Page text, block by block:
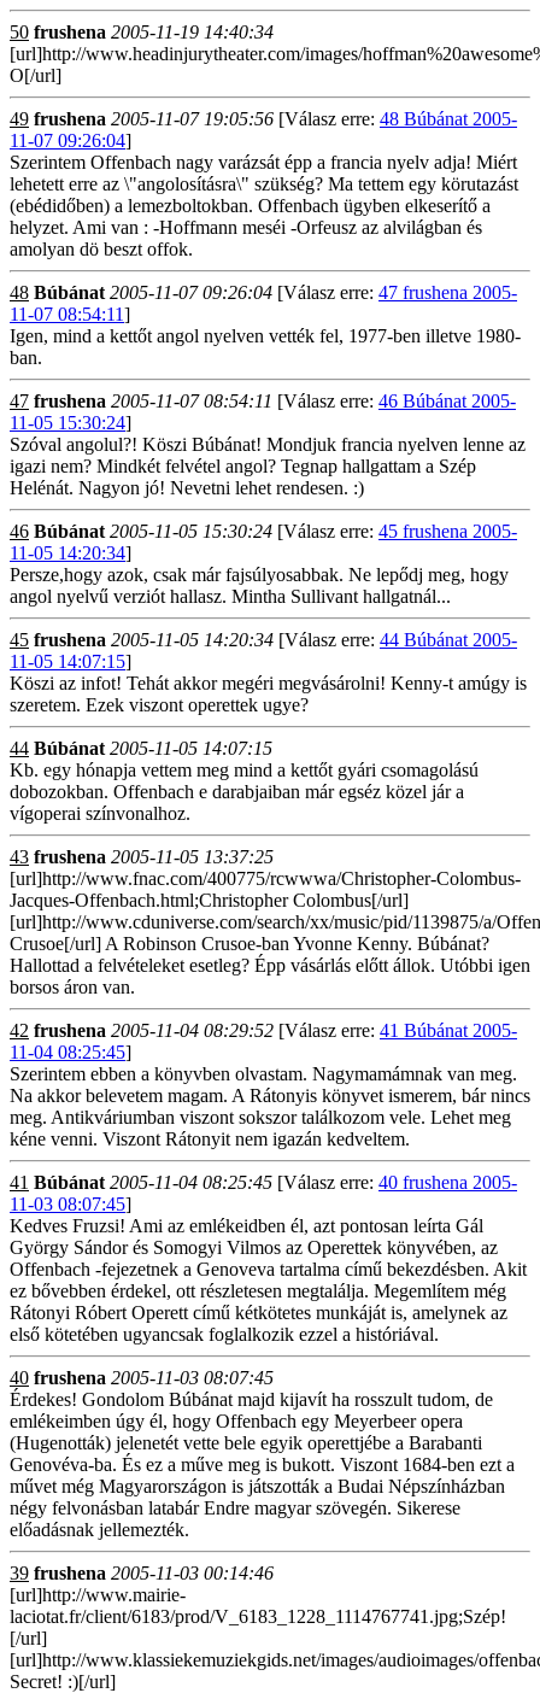
50 frushena 2005-11-19 14:40:34
[url]http://www.headinjurytheater.com/images/
O[/url]
49 frushena 2005-11-07 19:05:56 [Válasz erre: 48 Búbánat 2005-
11-07 09:26:04]
Szerintem Offenbach nagy varázsát épp a francia nyelv adja! Miért
lehetett erre az \"angolosításra\" szükség? Ma tettem egy körutazást
(ebédidőben) a lemezboltokban. Offenbach ügyben elkeserítő a
helyzet. Ami van : -Hoffmann meséi -Orfeusz az alvilágban és
amolyan dö beszt offok.
48 Búbánat 2005-11-07 09:26:04 [Válasz erre: 47 frushena 2005-
11-07 08:54:11]
Igen, mind a kettőt angol nyelven vették fel, 1977-ben illetve 1980-
ban.
47 frushena 2005-11-07 08:54:11 [Válasz erre: 46 Búbánat 2005-
11-05 15:30:24]
Szóval angolul?! Köszi Búbánat! Mondjuk francia nyelven lenne az
igazi nem? Mindkét felvétel angol? Tegnap hallgattam a Szép
Helénát. Nagyon jó! Nevetni lehet rendesen. :)
46 Búbánat 2005-11-05 15:30:24 [Válasz erre: 45 frushena 2005-
11-05 14:20:34]
Persze,hogy azok, csak már fajsúlyosabbak. Ne lepődj meg, hogy
angol nyelvű verziót hallasz. Mintha Sullivant hallgatnál...
45 frushena 2005-11-05 14:20:34 [Válasz erre: 44 Búbánat 2005-
11-05 14:07:15]
Köszi az infot! Tehát akkor megéri megvásárolni! Kenny-t amúgy is
szeretem. Ezek viszont operettek ugye?
44 Búbánat 2005-11-05 14:07:15
Kb. egy hónapja vettem meg mind a kettőt gyári csomagolású
dobozokban. Offenbach e darabjaiban már egséz közel jár a
vígoperai színvonalhoz.
43 frushena 2005-11-05 13:37:25
[url]http://www.fnac.com/400775/rcwwwa/Christopher-Colombus-
Jacques-Offenbach.html;Christopher Colombus[/url]
[url]http://www.cduniverse.com/search/xx/music/pid/1139875/a/
Crusoe[/url] A Robinson Crusoe-ban Yvonne Kenny. Búbánat?
Hallottad a felvételeket esetleg? Épp vásárlás előtt állok. Utóbbi igen
borsos áron van.
42 frushena 2005-11-04 08:29:52 [Válasz erre: 41 Búbánat 2005-
11-04 08:25:45]
Szerintem ebben a könyvben olvastam. Nagymamámnak van meg.
Na akkor belevetem magam. A Rátonyis könyvet ismerem, bár nincs
meg. Antikváriumban viszont sokszor találkozom vele. Lehet meg
kéne venni. Viszont Rátonyit nem igazán kedveltem.
41 Búbánat 2005-11-04 08:25:45 [Válasz erre: 40 frushena 2005-
11-03 08:07:45]
Kedves Fruzsi! Ami az emlékeidben él, azt pontosan leírta Gál
György Sándor és Somogyi Vilmos az Operettek könyvében, az
Offenbach -fejezetnek a Genoveva tartalma című bekezdésben. Akit
ez bővebben érdekel, ott részletesen megtalálja. Megemlítem még
Rátonyi Róbert Operett című kétkötetes munkáját is, amelynek az
első kötetében ugyancsak foglalkozik ezzel a históriával.
40 frushena 2005-11-03 08:07:45
Érdekes! Gondolom Búbánat majd kijavít ha rosszult tudom, de
emlékeimben úgy él, hogy Offenbach egy Meyerbeer opera
(Hugenották) jelenetét vette bele egyik operettjébe a Barabanti
Genovéva-ba. És ez a műve meg is bukott. Viszont 1684-ben ezt a
művet még Magyarországon is játszották a Budai Népszínházban
négy felvonásban latabár Endre magyar szövegén. Sikerese
előadásnak jellemezték.
39 frushena 2005-11-03 00:14:46
[url]http://www.mairie-
laciotat.fr/client/6183/prod/V_6183_1228_1114767741.jpg;Szép!
[/url]
[url]http://www.klassiekemuziekgids.net/images/audioimages/
Secret! :)[/url]